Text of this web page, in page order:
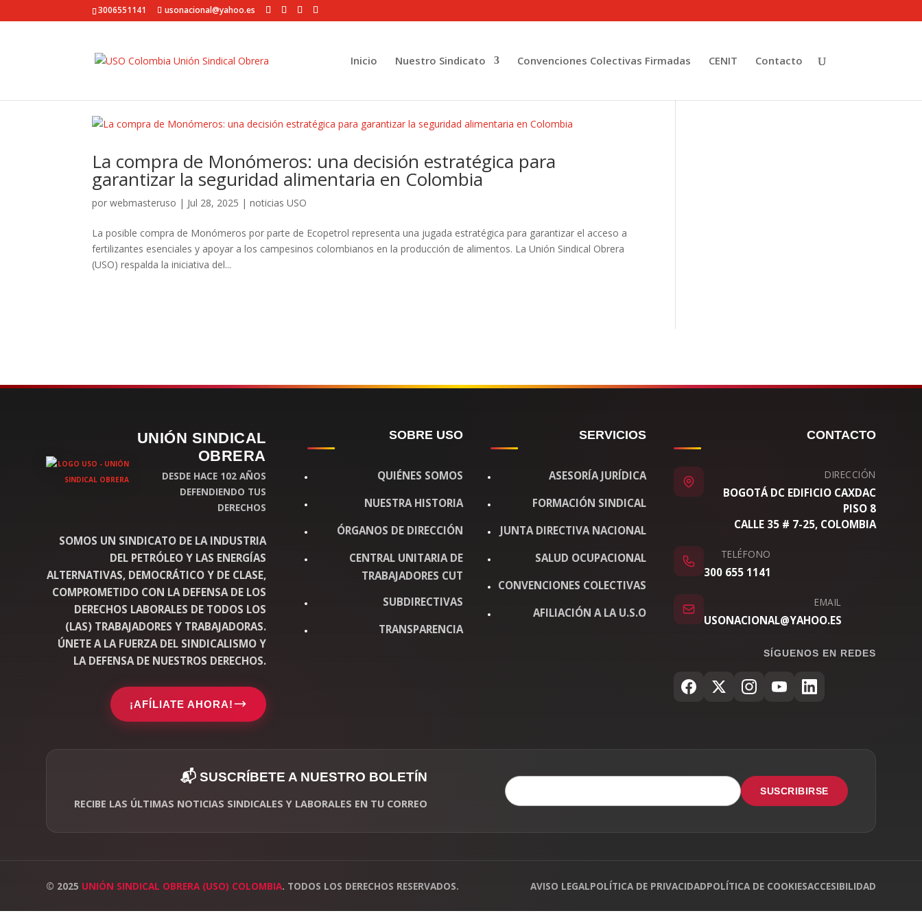
3006551141 usonacional@yahoo.es
Inicio Nuestro Sindicato Convenciones Colectivas Firmadas CENIT Contacto
La compra de Monómeros: una decisión estratégica para
garantizar la seguridad alimentaria en Colombia
porwebmasteruso | Jul 28, 2025 |noticias USO
La posible compra de Monómeros por parte de Ecopetrol representa una jugada estratégica para garantizar el acceso a
fertilizantes esenciales y apoyar a los campesinos colombianos en la producción de alimentos. La Unión Sindical Obrera
(USO) respalda la iniciativa del...
UNIÓN SINDICAL
OBRERA
DESDE HACE 102 AÑOS
DEFENDIENDO TUS
DERECHOS
SOMOS UN SINDICATO DE LA INDUSTRIA
DEL PETRÓLEO Y LAS ENERGÍAS
ALTERNATIVAS, DEMOCRÁTICO Y DE CLASE,
COMPROMETIDO CON LA DEFENSA DE LOS
DERECHOS LABORALES DE TODOS LOS
(LAS) TRABAJADORES Y TRABAJADORAS.
ÚNETE A LA FUERZA DEL SINDICALISMO Y
LA DEFENSA DE NUESTROS DERECHOS.
¡AFÍLIATE AHORA!
SOBRE USO
QUIÉNES SOMOS
NUESTRA HISTORIA
ÓRGANOS DE DIRECCIÓN
CENTRAL UNITARIA DE
TRABAJADORES CUT
SUBDIRECTIVAS
TRANSPARENCIA
SERVICIOS
ASESORÍA JURÍDICA
FORMACIÓN SINDICAL
JUNTA DIRECTIVA NACIONAL
SALUD OCUPACIONAL
CONVENCIONES COLECTIVAS
AFILIACIÓN A LA U.S.O
CONTACTO
DIRECCIÓN
BOGOTÁ DC EDIFICIO CAXDAC
PISO 8
CALLE 35 # 7-25, COLOMBIA
TELÉFONO
300 655 1141
EMAIL
USONACIONAL@YAHOO.ES
SÍGUENOS EN REDES
📬 SUSCRÍBETE A NUESTRO BOLETÍN
RECIBE LAS ÚLTIMAS NOTICIAS SINDICALES Y LABORALES EN TU CORREO
SUSCRIBIRSE
© 2025 UNIÓN SINDICAL OBRERA (USO) COLOMBIA. TODOS LOS DERECHOS RESERVADOS. AVISO LEGALPOLÍTICA DE PRIVACIDADPOLÍTICA DE COOKIESACCESIBILIDAD